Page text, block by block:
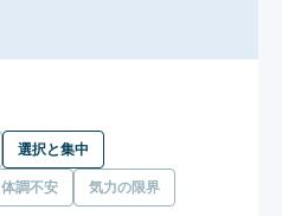
選択と集中
体調不安 気力の限界